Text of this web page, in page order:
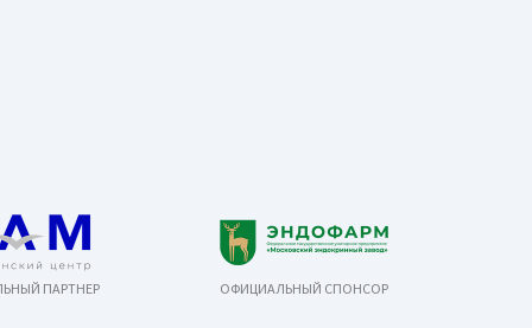
ПАРТНЕР ОФИЦИАЛЬНЫЙ СПОНСОР